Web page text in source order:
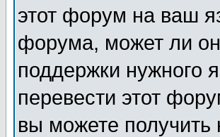
этот форум на ваш
форума, может ли
поддержки нужного
перевести этот
вы можете получить